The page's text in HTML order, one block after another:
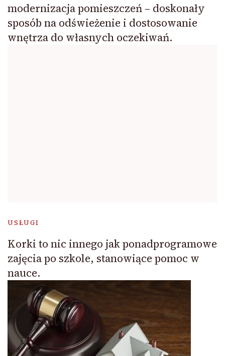
modernizacja pomieszczeń – doskonały
sposób na odświeżenie i dostosowanie
wnętrza do własnych oczekiwań.
USŁUGI
Korki to nic innego jak ponadprogramowe
zajęcia po szkole, stanowiące pomoc w
nauce.